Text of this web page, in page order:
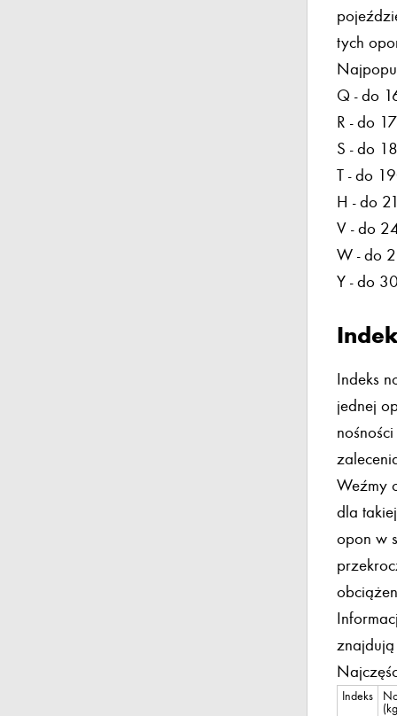
tych
Q - do
R - do
S - do
T - do
H - do
V - do
W - do
Y - do
Indeks
jednej
Weźmy
dla
opon w
Indeks